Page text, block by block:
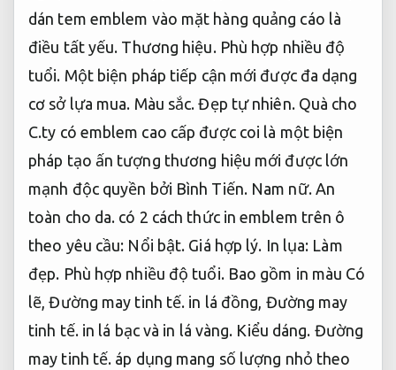
dán tem emblem vào mặt hàng quảng cáo là
điều tất yếu. Thương hiệu. Phù hợp nhiều độ
tuổi. Một biện pháp tiếp cận mới được đa dạng
cơ sở lựa mua. Màu sắc. Đẹp tự nhiên. Quà cho
C.ty có emblem cao cấp được coi là một biện
pháp tạo ấn tượng thương hiệu mới được lớn
mạnh độc quyền bởi Bình Tiến. Nam nữ. An
toàn cho da. có 2 cách thức in emblem trên ô
theo yêu cầu: Nổi bật. Giá hợp lý. In lụa: Làm
đẹp. Phù hợp nhiều độ tuổi. Bao gồm in màu Có
lẽ,Đường may tinh tế. in lá đồng, Đường may
tinh tế. in lá bạc và in lá vàng. Kiểu dáng. Đường
may tinh tế. áp dụng mang số lượng nhỏ theo